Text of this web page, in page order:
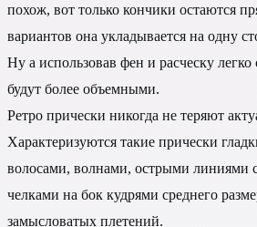
похож, вот только кончики остаются
вариантов она укладывается на одну
Ну а использовав фен и расческу
будут более объемными.
Ретро прически никогда не теряют
Характеризуются такие прически
волосами, волнами, острыми линиями
челками на бок кудрями среднего
замысловатых плетений.